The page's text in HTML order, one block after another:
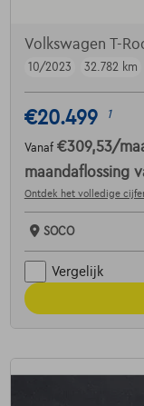
Volkswagen T-
10/2023
32.782 km
€20.499 1
Vanaf €309,53/
maandaflossing
Ontdek het volledige
SOCO
Vergelijk